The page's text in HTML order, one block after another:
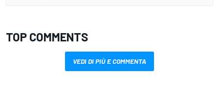
TOP COMMENTS
VEDI DI PIÙ E COMMENTA